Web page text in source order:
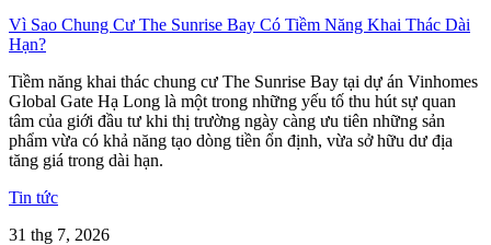
Vì Sao Chung Cư The Sunrise Bay Có Tiềm Năng Khai Thác Dài
Hạn?
Tiềm năng khai thác chung cư The Sunrise Bay tại dự án Vinhomes
Global Gate Hạ Long là một trong những yếu tố thu hút sự quan
tâm của giới đầu tư khi thị trường ngày càng ưu tiên những sản
phẩm vừa có khả năng tạo dòng tiền ổn định, vừa sở hữu dư địa
tăng giá trong dài hạn.
Tin tức
31 thg 7, 2026